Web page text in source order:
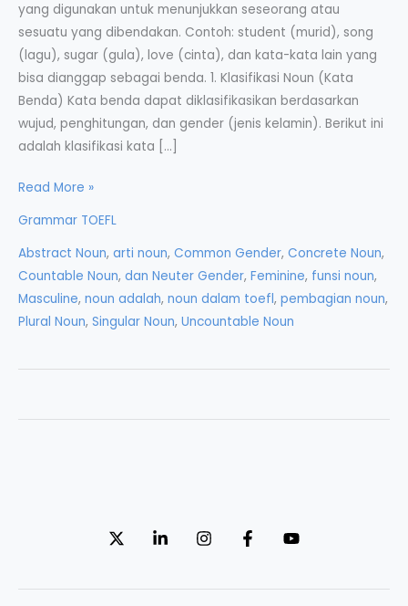
yang digunakan untuk menunjukkan seseorang atau
sesuatu yang dibendakan. Contoh: student (murid), song
(lagu), sugar (gula), love (cinta), dan kata-kata lain yang
bisa dianggap sebagai benda. 1. Klasifikasi Noun (Kata
Benda) Kata benda dapat diklasifikasikan berdasarkan
wujud, penghitungan, dan gender (jenis kelamin). Berikut ini
adalah klasifikasi kata […]
Klasifikasi
Fungsi
Noun
Read More »
Grammar TOEFL
Abstract Noun, arti noun, Common Gender, Concrete Noun,
Countable Noun, dan Neuter Gender, Feminine, funsi noun,
Masculine, noun adalah, noun dalam toefl, pembagian noun,
Plural Noun, Singular Noun, Uncountable Noun